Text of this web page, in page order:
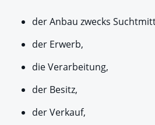
der Anbau zwecks
der Erwerb,
die Verarbeitung,
der Besitz,
der Verkauf,